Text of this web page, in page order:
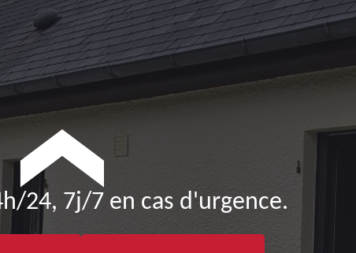
24, 7j/7 en cas d'urgence.